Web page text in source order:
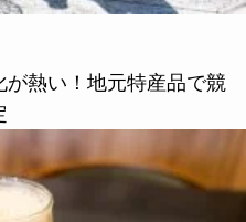
熱い！地元特産品で競